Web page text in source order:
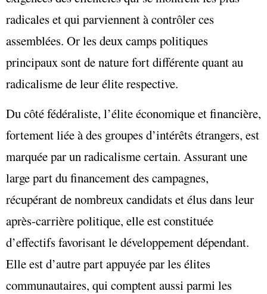
radicales et qui parviennent à contrôler ces
assemblées. Or les deux camps politiques
principaux sont de nature fort différente quant au
radicalisme de leur élite respective.
Du côté fédéraliste, l’élite économique et financière,
fortement liée à des groupes d’intérêts étrangers, est
marquée par un radicalisme certain. Assurant une
large part du financement des campagnes,
récupérant de nombreux candidats et élus dans leur
après-carrière politique, elle est constituée
d’effectifs favorisant le développement dépendant.
Elle est d’autre part appuyée par les élites
communautaires, qui comptent aussi parmi les